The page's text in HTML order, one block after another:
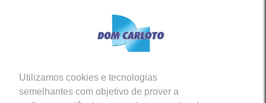
Utilizamos cookies e tecnologias
semelhantes com objetivo de prover a
Siga-nos em nossas Redes Sociais